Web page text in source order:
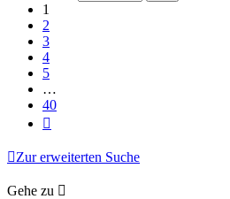
1
2
3
4
5
…
40
Zur erweiterten Suche
Gehe zu